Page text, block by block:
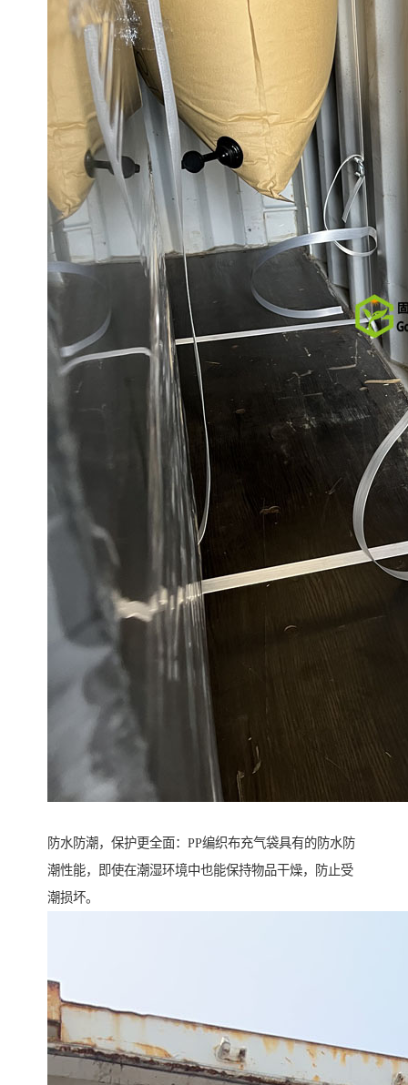
防水防潮，保护更全面：PP编织布充气袋具有的防水防
潮性能，即使在潮湿环境中也能保持物品干燥，防止受
潮损坏。